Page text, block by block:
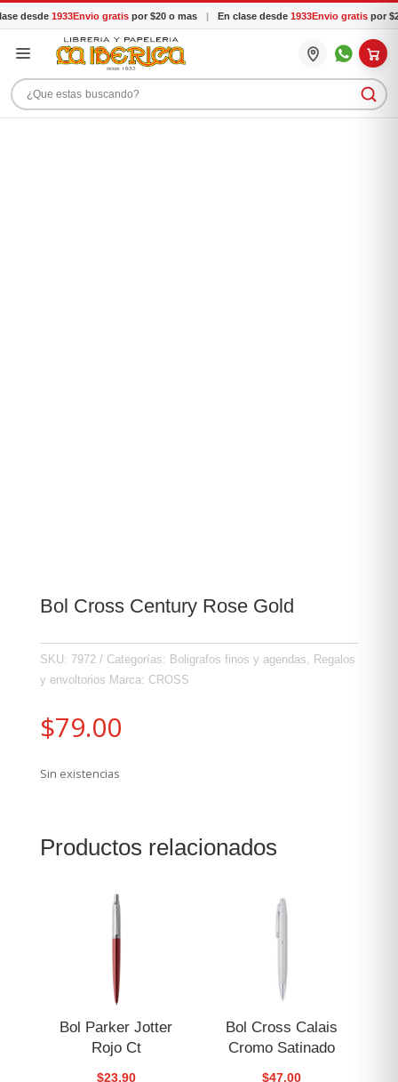
desde1933Envio gratispor $20 o mas En clase desde1933Envio gratispor
Buscar productos
Bol Cross Century Rose Gold
SKU: 7972 Categorías: Boligrafos finos y agendas
Regalos
y envoltorios Marca: CROSS
$79.00
Sin existencias
Productos relacionados
Bol Parker Jotter
Rojo Ct
$23.90
Bol Cross Calais
Cromo Satinado
$47.00